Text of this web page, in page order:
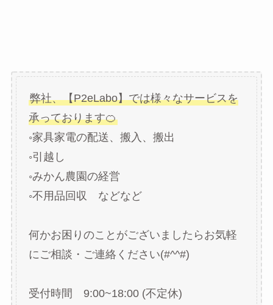
弊社、【P2eLabo】では様々なサービスを
承っております🍊
◦家具家電の配送、搬入、搬出
◦引越し
◦みかん農園の経営
◦不用品回収 などなど
何かお困りのことがございましたらお気軽
にご相談・ご連絡ください(#^^#)
受付時間 9:00~18:00 (不定休)